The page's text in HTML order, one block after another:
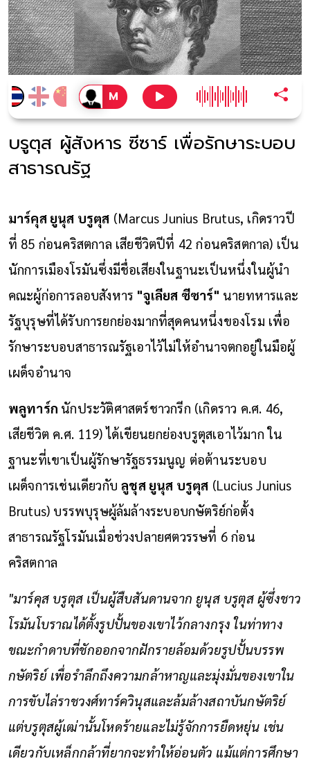
บรูตุส ผู้สังหาร ซีซาร์ เพื่อรักษาระบอบ
สาธารณรัฐ
มาร์คุส ยูนุส บรูตุส (Marcus Junius Brutus, เกิดราวปี
ที่ 85 ก่อนคริสตกาล เสียชีวิตปีที่ 42 ก่อนคริสตกาล) เป็น
นักการเมืองโรมันซึ่งมีชื่อเสียงในฐานะเป็นหนึ่งในผู้นำ
คณะผู้ก่อการลอบสังหาร "จูเลียส ซีซาร์" นายทหารและ
รัฐบุรุษที่ได้รับการยกย่องมากที่สุดคนหนึ่งของโรม เพื่อ
รักษาระบอบสาธารณรัฐเอาไว้ไม่ให้อำนาจตกอยู่ในมือผู้
เผด็จอำนาจ
พลูทาร์ก นักประวัติศาสตร์ชาวกรีก (เกิดราว ค.ศ. 46,
เสียชีวิต ค.ศ. 119) ได้เขียนยกย่องบรูตุสเอาไว้มาก ใน
ฐานะที่เขาเป็นผู้รักษารัฐธรรมนูญ ต่อต้านระบอบ
เผด็จการเช่นเดียวกับลูชุส ยูนุส บรูตุส (Lucius Junius
Brutus) บรรพบุรุษผู้ล้มล้างระบอบกษัตริย์ก่อตั้ง
สาธารณรัฐโรมันเมื่อช่วงปลายศตวรรษที่ 6 ก่อน
คริสตกาล
"มาร์คุส บรูตุส เป็นผู้สืบสันดานจาก ยูนุส บรูตุส ผู้ซึ่งชาว
โรมันโบราณได้ตั้งรูปปั้นของเขาไว้กลางกรุง ในท่าทาง
ขณะกำดาบที่ชักออกจากฝักรายล้อมด้วยรูปปั้นบรรพ
กษัตริย์ เพื่อรำลึกถึงความกล้าหาญและมุ่งมั่นของเขาใน
การขับไล่ราชวงศ์ทาร์ควินุสและล้มล้างสถาบันกษัตริย์
แต่บรูตุสผู้เฒ่านั้นโหดร้ายและไม่รู้จักการยืดหยุ่น เช่น
เดียวกับเหล็กกล้าที่ยากจะทำให้อ่อนตัว แม้แต่การศึกษา